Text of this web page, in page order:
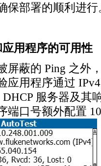
保部署的顺利进
用程序的可用性
屏蔽的 Ping 之外
应用程序通过
服务器及其
端口号额外配置